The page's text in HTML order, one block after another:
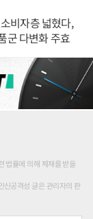
비자층 넓혔다,
군 다변화 주효
법률에 의해 제재를 받을
신공격성 글은 관리자의 판